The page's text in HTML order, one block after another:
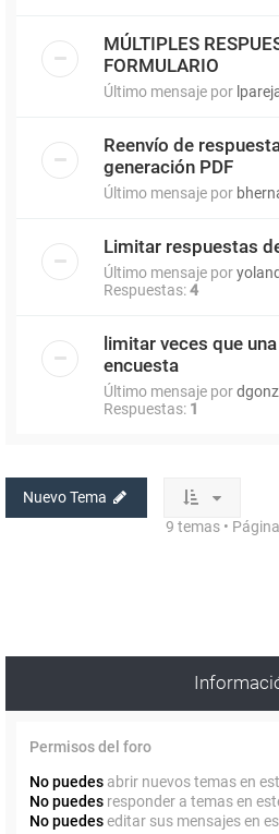
MÚLTIPLES
FORMULARIO
Último mensaje por
Reenvío de
generación PDF
Último mensaje por
Limitar respuestas
Último mensaje por
Respuestas:4
limitar veces que
encuesta
Último mensaje por
Respuestas: 1
Nuevo Tema
9 temas • Página
Permisos del foro
No puedes abrir nuevos temas en
No puedes responder a temas en
No puedeseditar sus mensajes en